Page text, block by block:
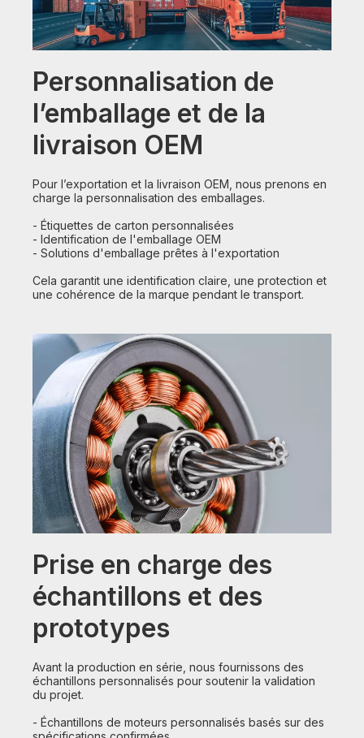
Personnalisation de
l’emballage et de la
livraison OEM
Pour l’exportation et la livraison OEM, nous prenons en
charge la personnalisation des emballages.
- Étiquettes de carton personnalisées
- Identification de l'emballage OEM
- Solutions d'emballage prêtes à l'exportation
Cela garantit une identification claire, une protection et
une cohérence de la marque pendant le transport.
Prise en charge des
échantillons et des
prototypes
Avant la production en série, nous fournissons des
échantillons personnalisés pour soutenir la validation
du projet.
- Échantillons de moteurs personnalisés basés sur des